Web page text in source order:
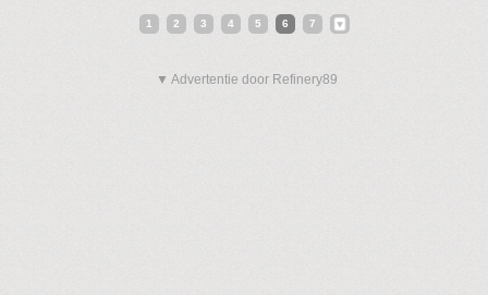
1 2 3 4 5 6 7
▼ Advertentie door Refinery89